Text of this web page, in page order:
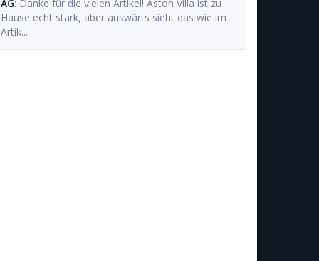
AG: Danke für die vielen Artikel! Aston Villa ist zu
Hause echt stark, aber auswärts sieht das wie im
Artik...